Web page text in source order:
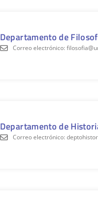
Departamento de
Correo electrónico:
Departamento de
Correo electrónico: